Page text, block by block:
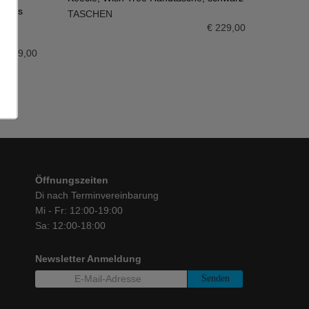
229,00
IN DEN WARENKORB
TASCHEN
€ 229,00
Öffnungszeiten
Di nach Terminvereinbarung
Mi - Fr: 12:00-19:00
Sa: 12:00-18:00
Newsletter Anmeldung